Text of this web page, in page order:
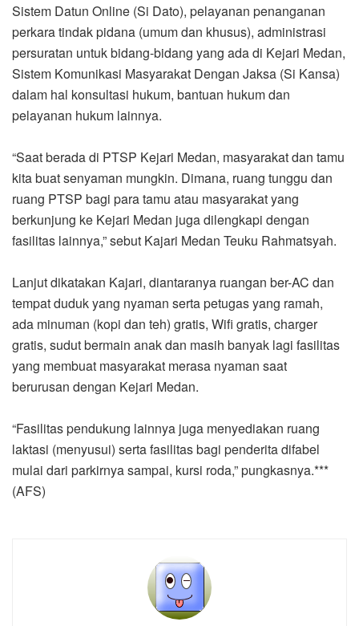
Sistem Datun Online (Si Dato), pelayanan penanganan
perkara tindak pidana (umum dan khusus), administrasi
persuratan untuk bidang-bidang yang ada di Kejari Medan,
Sistem Komunikasi Masyarakat Dengan Jaksa (Si Kansa)
dalam hal konsultasi hukum, bantuan hukum dan
pelayanan hukum lainnya.
“Saat berada di PTSP Kejari Medan, masyarakat dan tamu
kita buat senyaman mungkin. Dimana, ruang tunggu dan
ruang PTSP bagi para tamu atau masyarakat yang
berkunjung ke Kejari Medan juga dilengkapi dengan
fasilitas lainnya,” sebut Kajari Medan Teuku Rahmatsyah.
Lanjut dikatakan Kajari, diantaranya ruangan ber-AC dan
tempat duduk yang nyaman serta petugas yang ramah,
ada minuman (kopi dan teh) gratis, Wifi gratis, charger
gratis, sudut bermain anak dan masih banyak lagi fasilitas
yang membuat masyarakat merasa nyaman saat
berurusan dengan Kejari Medan.
“Fasilitas pendukung lainnya juga menyediakan ruang
laktasi (menyusui) serta fasilitas bagi penderita difabel
mulai dari parkirnya sampai, kursi roda,” pungkasnya.***
(AFS)